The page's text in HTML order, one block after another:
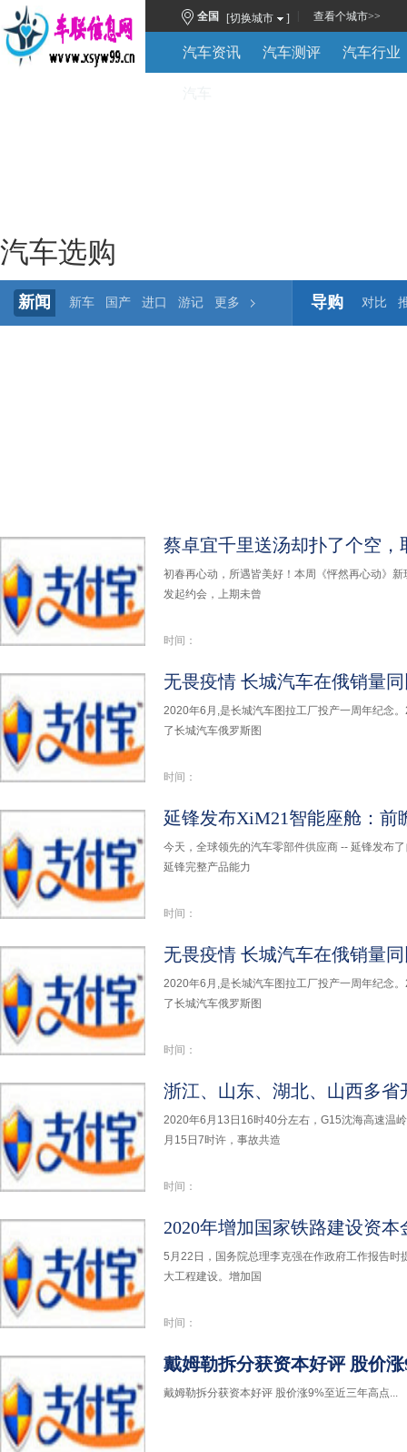
全国 [切换城市 ] 查看个城市>>
汽车资讯 汽车测评 汽车行业
汽车选购
新闻 新车 国产 进口 游记 更多 导购 对比
初春再心动，所遇皆美好！本周《怦然再心动》
发起约会，上期未曾
时间：
2020年6月,是长城汽车图拉工厂投产一周年纪念
了长城汽车俄罗斯图
时间：
延锋发布XiM21智能座舱：前
今天，全球领先的汽车零部件供应商 -- 延锋发布
延锋完整产品能力
时间：
2020年6月,是长城汽车图拉工厂投产一周年纪念
了长城汽车俄罗斯图
时间：
2020年6月13日16时40分左右，G15沈海高速温
月15日7时许，事故共造
时间：
2020年增加国家铁路建设资本
5月22日，国务院总理李克强在作政府工作报告
大工程建设。增加国
时间：
戴姆勒拆分获资本好评 股价
戴姆勒拆分获资本好评 股价涨9%至近三年高点...